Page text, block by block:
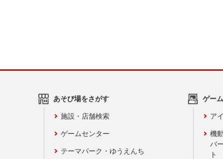
あそび場をさがす
施設・店舗検索
ゲームセンター
テーマパーク・ゆうえんち
ゲー
ア
機
バ
ト